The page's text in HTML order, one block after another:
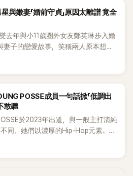
與嫩妻「婚前守貞」原因太離譜 竟全
去年與小11歲圈外女友鄭英琳步入婚
子的戀愛故事，笑稱兩人原本想享
店門口時竟被路人認出，還一路替
POSSE成員一句話掀「低調出
敢聽
於2023年出道，與一般主打清純
同，她們以濃厚的Hip-Hop元素、自
作為特色，MV也融入美式街頭、塗